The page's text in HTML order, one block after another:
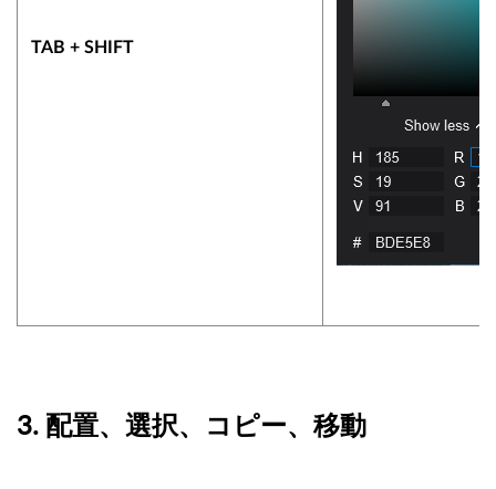
TAB + SHIFT
3. 配置、選択、コピー、移動